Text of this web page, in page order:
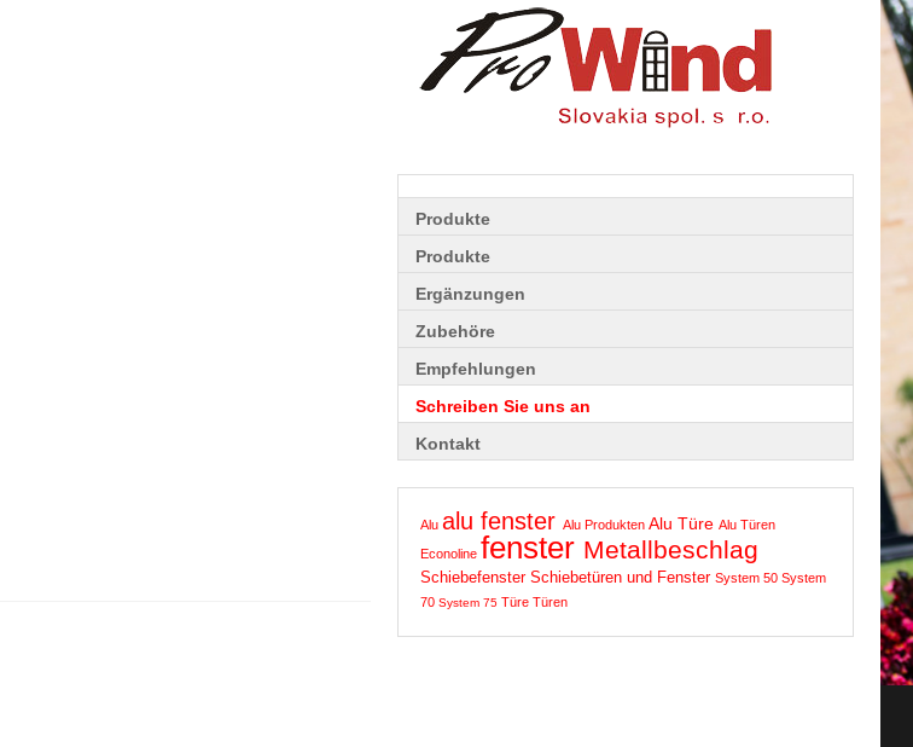
Produkte
Produkte
Ergänzungen
Zubehöre
Empfehlungen
Schreiben Sie uns an
Kontakt
Alualu fensterAlu ProduktenAlu TüreAlu Türen
Econoline fenster Metallbeschlag
SchiebefensterSchiebetüren und FensterSystem 50System
70System 75TüreTüren